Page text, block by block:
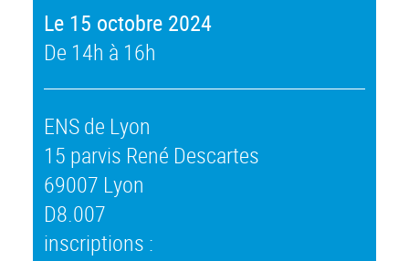
Le 15 octobre 2024
De 14h à 16h
ENS de Lyon
15 parvis René Descartes
69007 Lyon
D8.007
inscriptions :